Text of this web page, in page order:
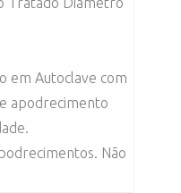
em Autoclave com
apodrecimento
Não